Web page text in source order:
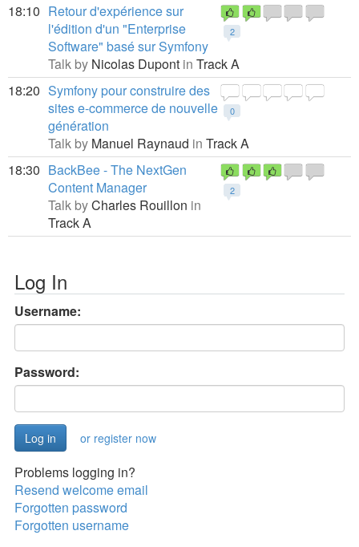
18:10
2
Retour d'expérience sur
l'édition d'un "Enterprise
Software" basé sur Symfony
Talk by Nicolas Dupont in Track A
18:20
0
Symfony pour construire des
sites e-commerce de nouvelle
génération
Talk by Manuel Raynaud in Track A
18:30
2
BackBee - The NextGen
Content Manager
Talk byCharles Rouillon in
Track A
Log In
Username:
Password:
or register now
Problems logging in?
Resend welcome email
Forgotten password
Forgotten username